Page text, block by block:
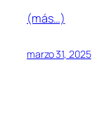
(más…)
marzo 31, 2025